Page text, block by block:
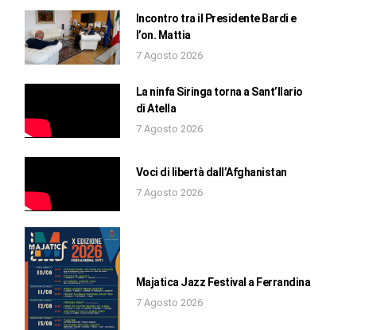
Incontro tra il Presidente Bardi e
l’on. Mattia
7 Agosto 2026
La ninfa Siringa torna a Sant’Ilario
di Atella
7 Agosto 2026
Voci di libertà dall’Afghanistan
7 Agosto 2026
Majatica Jazz Festival a Ferrandina
7 Agosto 2026